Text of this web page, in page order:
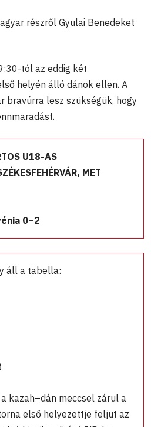
részről Gyulai Benedeket
tól az eddig két
helyén álló dánok ellen. A
bravúrra lesz szükségük, hogy
U18-AS
MET
0–2
áll a tabella:
kazah–dán meccsel zárul a
első helyezettje feljut az